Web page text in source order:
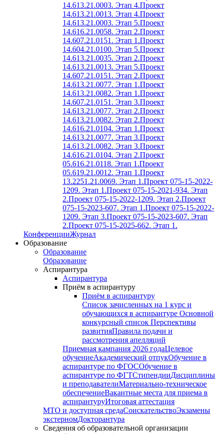
14.613.21.0003. Этап 4.Проект
14.613.21.0013. Этап 4.Проект
14.613.21.0003. Этап 5.Проект
14.616.21.0058. Этап 2.Проект
14.607.21.0151. Этап 1.Проект
14.604.21.0100. Этап 5.Проект
14.613.21.0035. Этап 2.Проект
14.613.21.0013. Этап 5.Проект
14.607.21.0151. Этап 2.Проект
14.613.21.0077. Этап 1.Проект
14.613.21.0082. Этап 1.Проект
14.607.21.0151. Этап 3.Проект
14.613.21.0077. Этап 2.Проект
14.613.21.0082. Этап 2.Проект
14.616.21.0104. Этап 1.Проект
14.613.21.0077. Этап 3.Проект
14.613.21.0082. Этап 3.Проект
14.616.21.0104. Этап 2.Проект
05.616.21.0118. Этап 1.Проект
05.619.21.0012. Этап 1.Проект
13.2251.21.0069. Этап 1.Проект 075-15-2022-
1209. Этап 1.Проект 075-15-2021-934. Этап
2.Проект 075-15-2022-1209. Этап 2.Проект
075-15-2023-607. Этап 1.Проект 075-15-2022-
1209. Этап 3.Проект 075-15-2023-607. Этап
2.Проект 075-15-2025-662. Этап 1.
КонференцииЖурнал
Образование
Образование
Образование
Аспирантура
Аспирантура
Приём в аспирантуру
Приём в аспирантуру
Список зачисленных на 1 курс и
обучающихся в аспирантуре Основной
конкурсный список Перспективы
развитияПравила подачи и
рассмотрения апелляций
Приемная кампания 2026 годаЦелевое
обучениеАкадемический отпукОбучение в
аспирантуре по ФГОСОбучение в
аспирантуре по ФГТСтипендииДисциплины
и преподавателиМатериально-техническое
обеспечениеВакантные места для приема в
аспирантуруИтоговая аттестация
МТО и доступная средаСоискательствоЭкзамены
экстерномДокторантура
Сведения об образовательной организации